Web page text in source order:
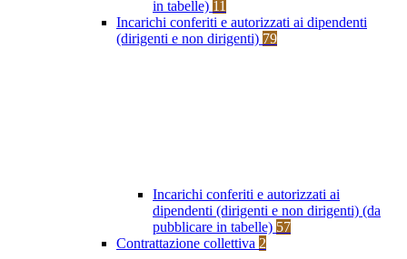
in tabelle) 11
Incarichi conferiti e autorizzati ai dipendenti
(dirigenti e non dirigenti) 79
Incarichi conferiti e autorizzati ai
dipendenti (dirigenti e non dirigenti) (da
pubblicare in tabelle) 57
Contrattazione collettiva 2